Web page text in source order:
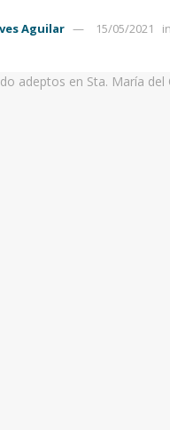
Aguilar 15/05/2021 in